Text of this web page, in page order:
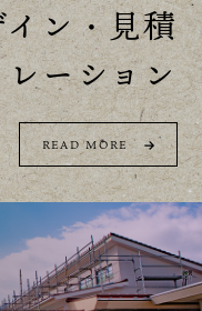
ン・見積
ーション
READ MORE